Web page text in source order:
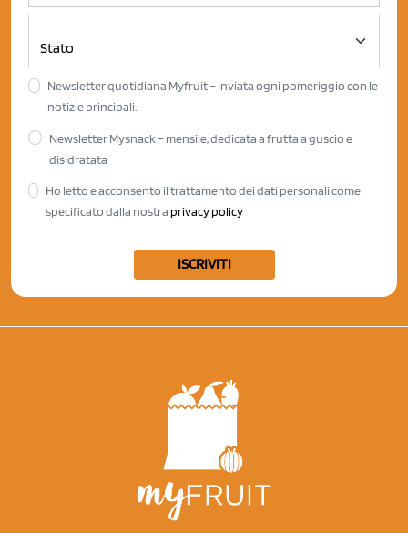
Newsletter quotidiana Myfruit – inviata ogni pomeriggio con le
notizie principali.
Newsletter Mysnack – mensile, dedicata a frutta a guscio e
disidratata
Ho letto e acconsento il trattamento dei dati personali come
specificato dalla nostra privacy policy
ISCRIVITI